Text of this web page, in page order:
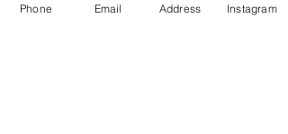
Phone Email Address Instagram